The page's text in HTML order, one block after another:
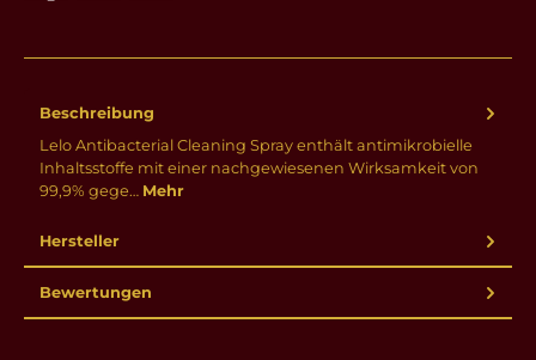
Beschreibung
Lelo Antibacterial Cleaning Spray enthält antimikrobielle
Inhaltsstoffe mit einer nachgewiesenen Wirksamkeit von
99,9% gege… Mehr
Hersteller
Bewertungen